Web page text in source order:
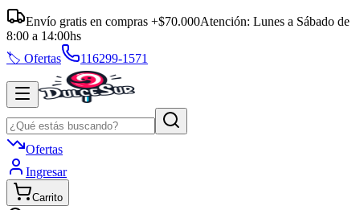
Envío gratis en compras +$70.000Atención: Lunes a Sábado de
8:00 a 14:00hs
🏷️ Ofertas
116299-1571
Ofertas
Ingresar
Carrito